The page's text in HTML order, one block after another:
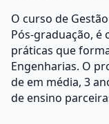
O curso de
Pós-graduação,
práticas que
Engenharias. O
de em média, 3
de ensino